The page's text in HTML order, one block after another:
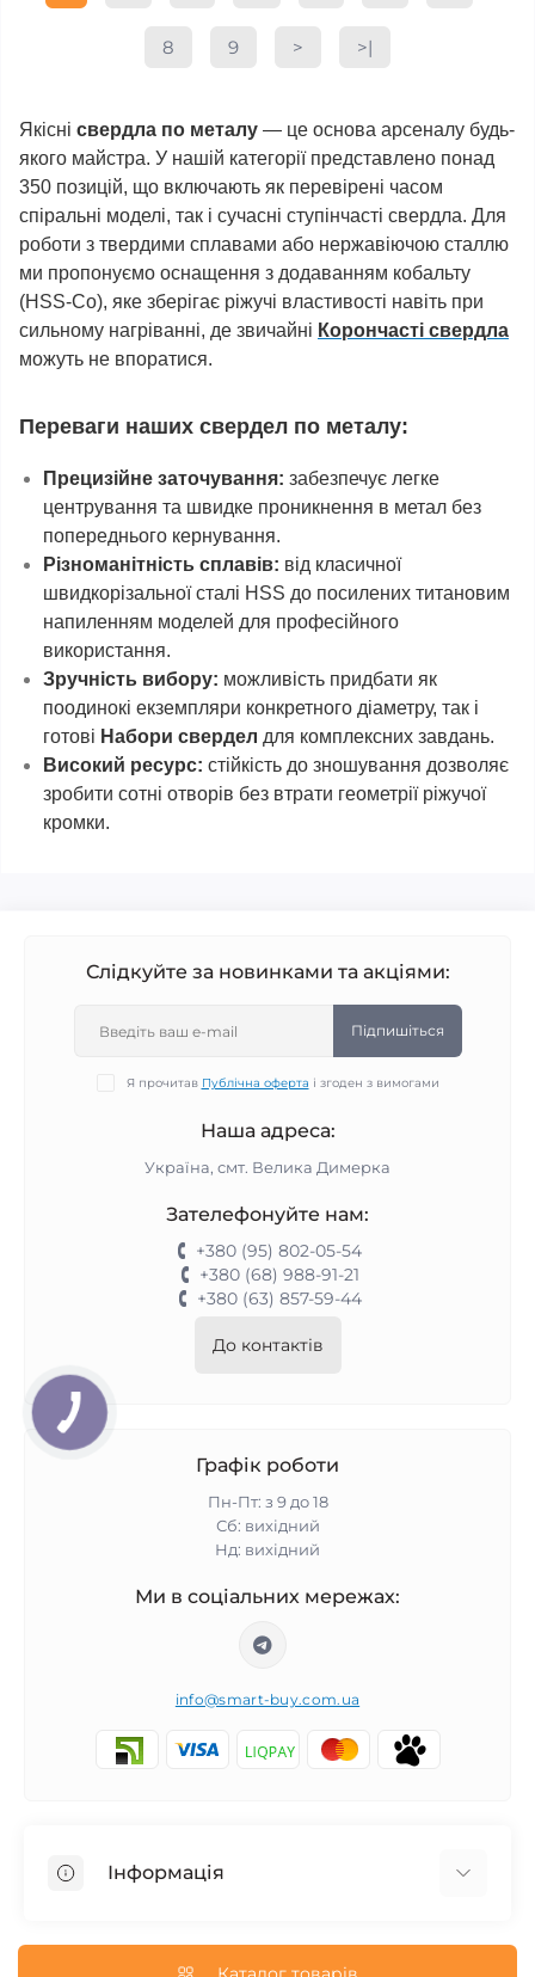
8 9 > >|
Якісні свердла по металу — це основа арсеналу будь-
якого майстра. У нашій категорії представлено понад
350 позицій, що включають як перевірені часом
спіральні моделі, так і сучасні ступінчасті свердла. Для
роботи з твердими сплавами або нержавіючою сталлю
ми пропонуємо оснащення з додаванням кобальту
(HSS-Co), яке зберігає ріжучі властивості навіть при
сильному нагріванні, де звичайні Корончасті свердла
можуть не впоратися.
Переваги наших свердел по металу:
Прецизійне заточування: забезпечує легке
центрування та швидке проникнення в метал без
попереднього кернування.
Різноманітність сплавів: від класичної
швидкорізальної сталі HSS до посилених титановим
напиленням моделей для професійного
використання.
Зручність вибору: можливість придбати як
поодинокі екземпляри конкретного діаметру, так і
готові Набори свердел для комплексних завдань.
Високий ресурс: стійкість до зношування дозволяє
зробити сотні отворів без втрати геометрії ріжучої
кромки.
Слідкуйте за новинками та акціями:
Підпишіться
Я прочитав Публічна оферта і згоден з вимогами
Наша адреса:
Україна, смт. Велика Димерка
Зателефонуйте нам:
+380 (95) 802-05-54
+380 (68) 988-91-21
+380 (63) 857-59-44
До контактів
Графік роботи
Пн-Пт: з 9 до 18
Сб: вихідний
Нд: вихідний
Ми в соціальних мережах:
info@smart-buy.com.ua
Інформація